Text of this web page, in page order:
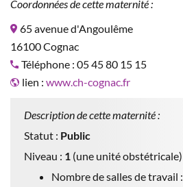
Coordonnées de cette maternité :
65 avenue d'Angoulême
16100 Cognac
Téléphone : 05 45 80 15 15
lien : www.ch-cognac.fr
Description de cette maternité :
Statut : Public
Niveau : 1 (une unité obstétricale)
Nombre de salles de travail :